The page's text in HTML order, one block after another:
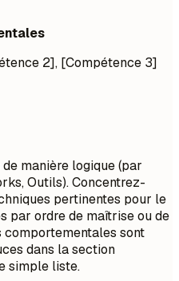
2], [Compétence 3]
manière logique (par
Outils). Concentrez-
pertinentes pour le
par ordre de maîtrise ou de
comportementales sont
dans la section
simple liste.